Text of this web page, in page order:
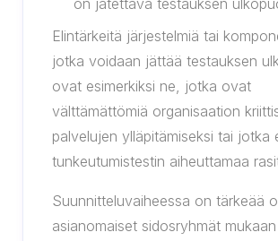
on jätettävä testauksen
Elintärkeitä järjestelmiä tai
jotka voidaan jättää testauksen
ovat esimerkiksi ne, jotka ovat
välttämättömiä organisaation
palvelujen ylläpitämiseksi tai jotka
tunkeutumistestin aiheuttamaa
Suunnitteluvaiheessa on tärkeää
asianomaiset sidosryhmät